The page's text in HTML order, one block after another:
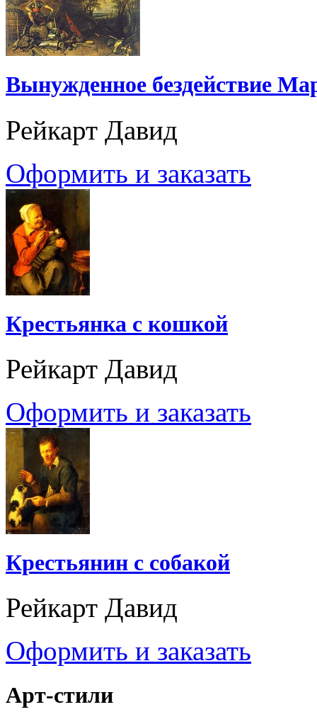
Вынужденное бездействие
Рейкарт Давид
Оформить и заказать
Крестьянка с кошкой
Рейкарт Давид
Оформить и заказать
Крестьянин с собакой
Рейкарт Давид
Оформить и заказать
Арт-стили